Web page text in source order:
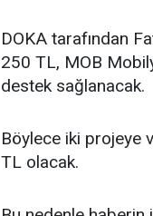
DOKA tarafından
250 TL, MOB
destek sağlanacak.
Böylece iki projeye
TL olacak.